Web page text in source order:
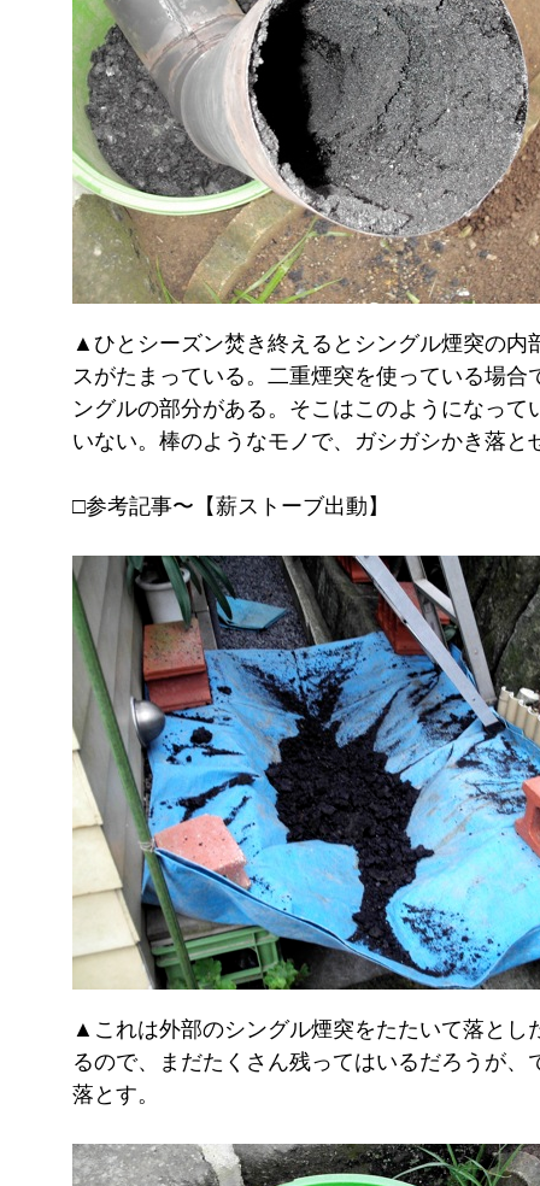
▲ひとシーズン焚き終えるとシングル煙突の内
スがたまっている。二重煙突を使っている場合
ングルの部分がある。そこはこのようになって
いない。棒のようなモノで、ガシガシかき落と
□参考記事〜【薪ストーブ出動】
▲これは外部のシングル煙突をたたいて落とし
るので、まだたくさん残ってはいるだろうが、
落とす。